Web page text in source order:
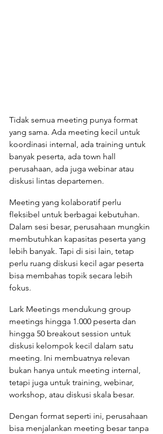
Tidak semua meeting punya format
yang sama. Ada meeting kecil untuk
koordinasi internal, ada training untuk
banyak peserta, ada town hall
perusahaan, ada juga webinar atau
diskusi lintas departemen.
Meeting yang kolaboratif perlu
fleksibel untuk berbagai kebutuhan.
Dalam sesi besar, perusahaan mungkin
membutuhkan kapasitas peserta yang
lebih banyak. Tapi di sisi lain, tetap
perlu ruang diskusi kecil agar peserta
bisa membahas topik secara lebih
fokus.
Lark Meetings mendukung group
meetings hingga 1.000 peserta dan
hingga 50 breakout session untuk
diskusi kelompok kecil dalam satu
meeting. Ini membuatnya relevan
bukan hanya untuk meeting internal,
tetapi juga untuk training, webinar,
workshop, atau diskusi skala besar.
Dengan format seperti ini, perusahaan
bisa menjalankan meeting besar tanpa